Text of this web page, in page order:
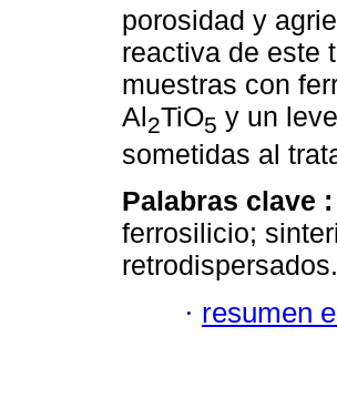
porosidad y
reactiva de este
muestras con
Al2TiO5 y un
sometidas al
Palabras clave :
ferrosilicio;
retrodispersados.
· resumen